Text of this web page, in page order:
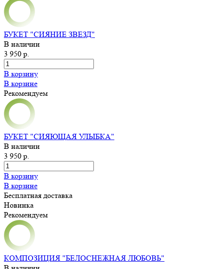
БУКЕТ "СИЯНИЕ ЗВЕЗД"
В наличии
3 950 р.
В корзину
В корзине
Рекомендуем
БУКЕТ "СИЯЮЩАЯ УЛЫБКА"
В наличии
3 950 р.
В корзину
В корзине
Бесплатная доставка
Новинка
Рекомендуем
КОМПОЗИЦИЯ "БЕЛОСНЕЖНАЯ ЛЮБОВЬ"